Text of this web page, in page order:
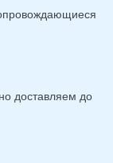
доставляем до